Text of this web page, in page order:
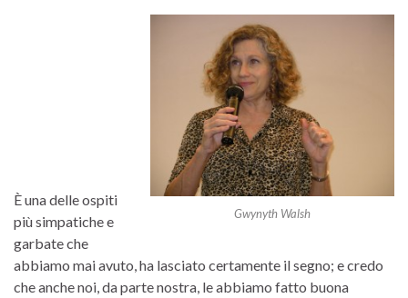
Gwynyth Walsh
È una delle ospiti
più simpatiche e
garbate che
abbiamo mai avuto, ha lasciato certamente il segno; e credo
che anche noi, da parte nostra, le abbiamo fatto buona